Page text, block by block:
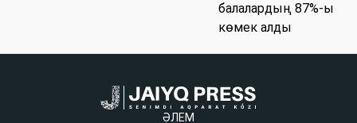
балалардың 87%-ы
көмек алды
ӘЛЕМ